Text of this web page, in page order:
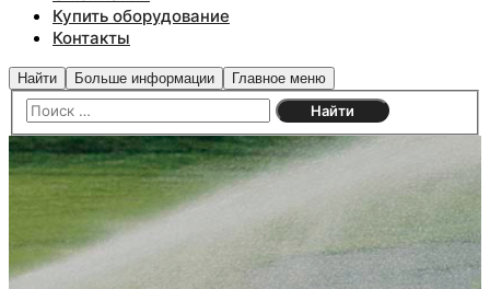
Купить оборудование
Контакты
Найти Больше информации Главное меню